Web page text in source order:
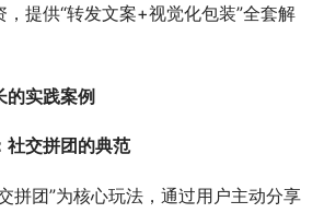
提供“转发文案+视觉化包装”全套解
的实践案例
社交拼团的典范
拼团”为核心玩法，通过用户主动分享